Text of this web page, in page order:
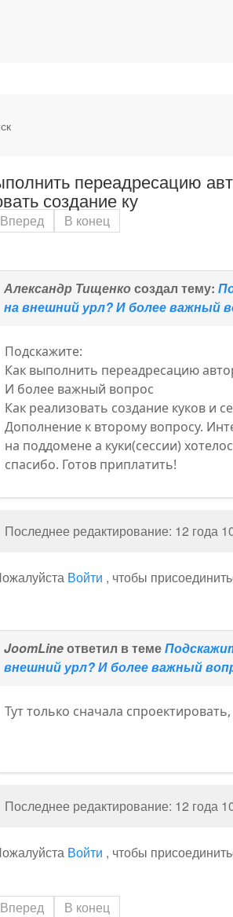
переадресацию
создание ку
Вперед В конец
Александр Тищенкосоздал тему:
на внешний урл? И более важный
Подскажите:
Как выполнить переадресацию
И более важный вопрос
Как реализовать создание куков и
Дополнение к второму вопросу.
на поддомене а куки(сессии)
спасибо. Готов приплатить!
Последнее редактирование: 12 года
Войти , чтобы
JoomLineответил в теме
внешний урл? И более важный
Тут только сначала
Последнее редактирование: 12 года
Войти , чтобы
Вперед
В конец